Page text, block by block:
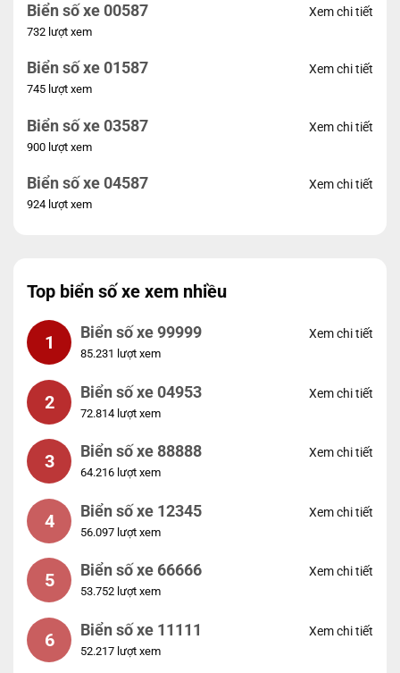
Biển số xe 00587
732 lượt xem
Xem chi tiết
Biển số xe 01587
745 lượt xem
Xem chi tiết
Biển số xe 03587
900 lượt xem
Xem chi tiết
Biển số xe 04587
924 lượt xem
Xem chi tiết
Top biển số xe xem nhiều
1 Biển số xe 99999
85.231 lượt xem
Xem chi tiết
2 Biển số xe 04953
72.814 lượt xem
Xem chi tiết
3 Biển số xe 88888
64.216 lượt xem
Xem chi tiết
4 Biển số xe 12345
56.097 lượt xem
Xem chi tiết
5 Biển số xe 66666
53.752 lượt xem
Xem chi tiết
6 Biển số xe 11111
52.217 lượt xem
Xem chi tiết